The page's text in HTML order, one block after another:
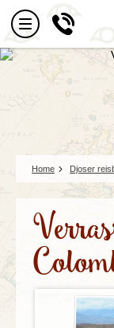
Home Djoser